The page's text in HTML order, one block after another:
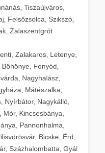
Tiszaújváros,
Felsőzsolca, Szikszó,
Zalaszentgrót
Zalakaros, Letenye,
Fonyód,
Nagyhalász,
Mátészalka,
Nyírbátor, Nagykálló,
Kincsesbánya,
Pannonhalma,
Bicske, Érd,
Százhalombatta, Gyál